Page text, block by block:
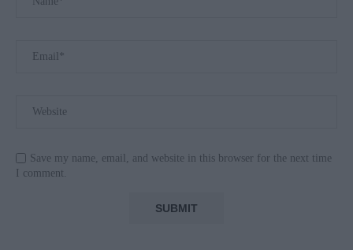
Save my name, email, and website in this browser for the next time
I comment.